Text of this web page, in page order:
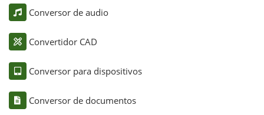
Conversor de audio
Convertidor CAD
Conversor para dispositivos
Conversor de documentos